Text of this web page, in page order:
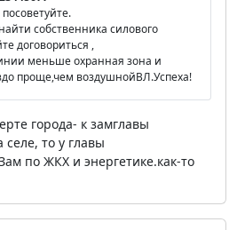
собственника силового
договориться ,
меньше охранная зона и
проще,чем воздушнойВЛ.Успеха!
города- к замглавы
то у главы
по ЖКХ и энергетике.как-то